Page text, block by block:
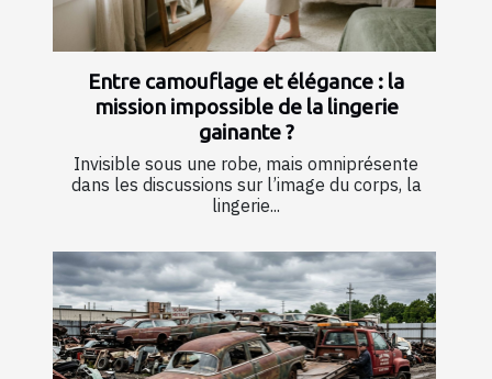
Entre camouflage et élégance : la
mission impossible de la lingerie
gainante ?
Invisible sous une robe, mais omniprésente
dans les discussions sur l’image du corps, la
lingerie...